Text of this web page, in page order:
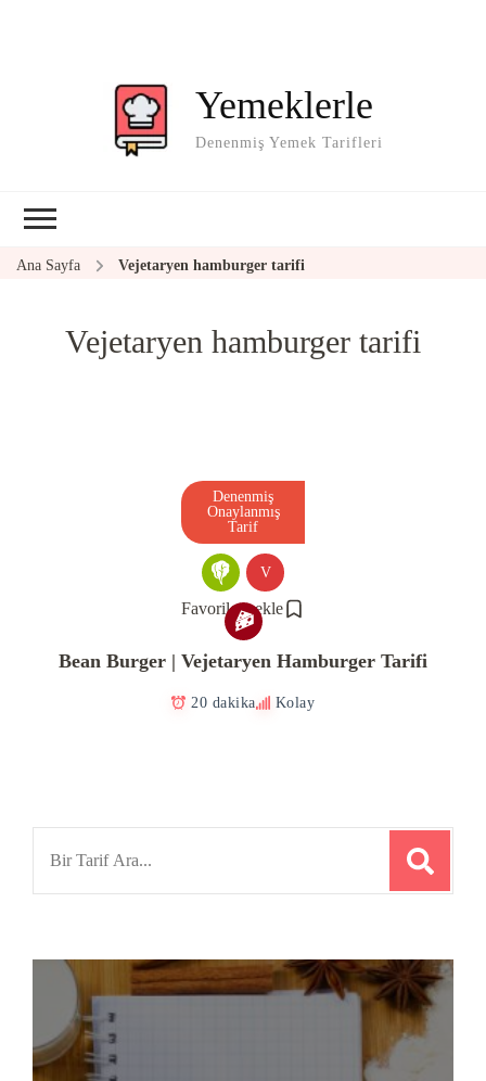
Yemeklerle
Denenmiş Yemek Tarifleri
Ana Sayfa Vejetaryen hamburger tarifi
Vejetaryen hamburger tarifi
Favorilere ekle
Denenmiş
Onaylanmış
Tarif
V
Bean Burger | Vejetaryen Hamburger Tarifi
20 dakika Kolay